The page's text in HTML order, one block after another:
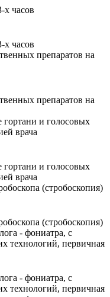
х часов
х часов
препаратов на
препаратов на
гортани и голосовых
врача
гортани и голосовых
врача
(cтробоскопия)
(cтробоскопия)
- фониатра, с
технологий, первичная
- фониатра, с
технологий, первичная